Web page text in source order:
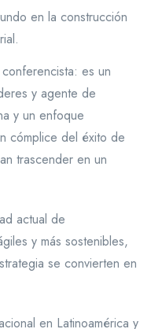
en la construcción
es un
y agente de
y un enfoque
cómplice del éxito de
trascender en un
actual de
y más sostenibles,
se convierten en
en Latinoamérica y